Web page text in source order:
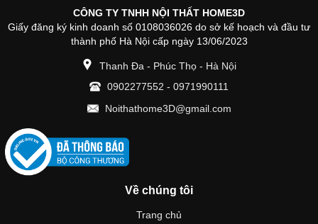
CÔNG TY TNHH NỘI THẤT HOME3D
Giấy đăng ký kinh doanh số 0108036026 do sở kế hoạch và đầu tư
thành phố Hà Nội cấp ngày 13/06/2023
Thanh Đa - Phúc Thọ - Hà Nội
0902277552 - 0971990111
Noithathome3D@gmail.com
Về chúng tôi
Trang chủ